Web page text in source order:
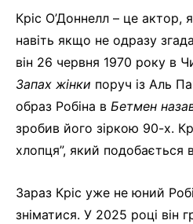
Кріс О’Доннелл – це актор,
навіть якщо не одразу
він 26 червня 1970 року в
Запах жінки поруч із Аль
образ Робіна в Бетмен
зробив його зіркою 90-х.
хлопця”, який подобається
Зараз Кріс уже не юний
зніматися. У 2025 році він